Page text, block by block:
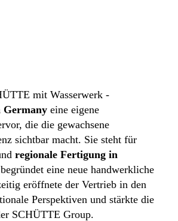
mit Wasserwerk -
eine eigene
die die gewachsene
sichtbar macht. Sie steht für
regionale Fertigung in
eine neue handwerkliche
eröffnete der Vertrieb in den
Perspektiven und stärkte die
SCHÜTTE Group.